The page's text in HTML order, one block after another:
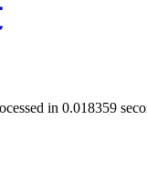
in 0.018359